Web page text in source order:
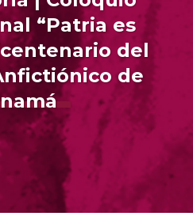
“Patria es
del
de